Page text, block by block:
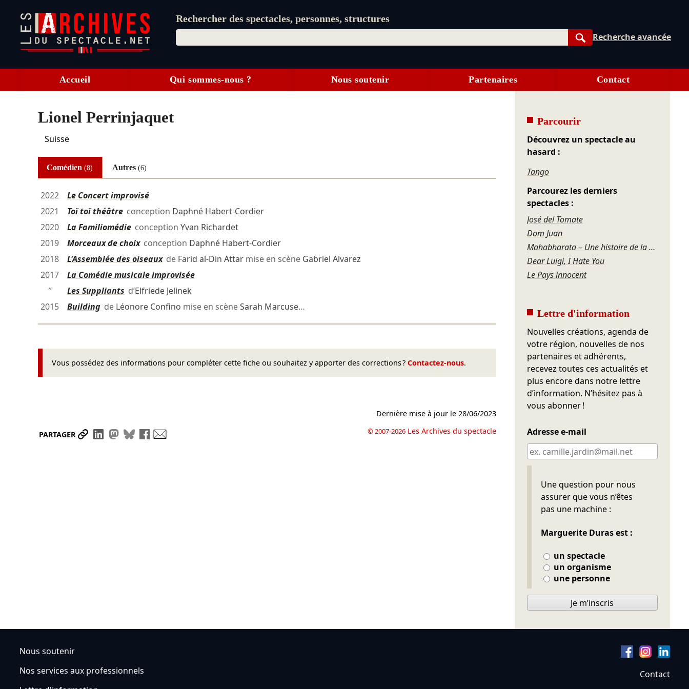
Rechercher des spectacles, personnes, structures
Rechercher
Recherche avancée
Accueil Qui sommes-nous ? Nous soutenir Partenaires Contact
Lionel Perrinjaquet
Suisse
Comédien(8) Autres (6)
2022
Le Concert improvisé
2021
Toï toï théâtreconception Daphné Habert-Cordier
2020
La Familiomédieconception Yvan Richardet
2019
Morceaux de choixconception Daphné Habert-Cordier
2018
L'Assemblée des oiseauxde Farid al-Din Attarmise en scène Gabriel Alvarez
2017
La Comédie musicale improvisée
″
Les Suppliants d’Elfriede Jelinek
2015
Buildingde Léonore Confino mise en scèneSarah Marcuse…
Vous possédez des informations pour compléter cette fiche ou souhaitez y apporter des corrections ? Contactez-nous.
PARTAGER Partager le lien
Partager sur LinkedIn
Partager sur Mastodon
Partager sur Bluesky
Partager sur Facebook
Dernière mise à jour le28/06/2023
© 2007-2026 Les Archives du spectacle
Parcourir
Découvrez un spectacle au
hasard :
Tango
Parcourez les derniers
spectacles :
José del Tomate
Dom Juan
Mahabharata – Une histoire de la violence
Dear Luigi, I Hate You
Le Pays innocent
Lettre d'information
Nouvelles créations, agenda de
votre région, nouvelles de nos
partenaires et adhérents,
recevez toutes ces actualités et
plus encore dans notre lettre
d’information. N’hésitez pas à
vous abonner !
Adresse e-mail
Une question pour nous
assurer que vous n’êtes
pas une machine :
Marguerite Duras est :
un spectacle
un organisme
une personne
Ne pas remplir
Je m’inscris
Nous soutenir
Nos services aux professionnels
Contact